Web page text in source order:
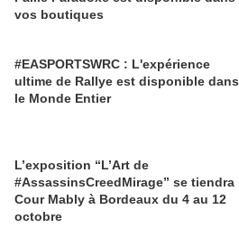
vos boutiques
#EASPORTSWRC : L'expérience
ultime de Rallye est disponible dans
le Monde Entier
L’exposition “L’Art de
#AssassinsCreedMirage” se tiendra
Cour Mably à Bordeaux du 4 au 12
octobre